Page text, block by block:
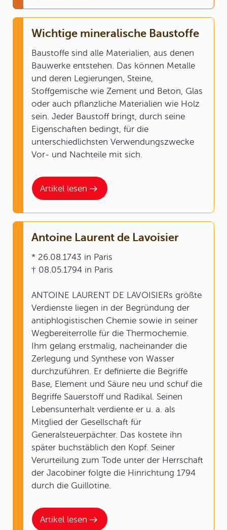
Artikel lesen
Wichtige mineralische Baustoffe
Baustoffe sind alle Materialien, aus denen
Bauwerke entstehen. Das können Metalle
und deren Legierungen, Steine,
Stoffgemische wie Zement und Beton, Glas
oder auch pflanzliche Materialien wie Holz
sein. Jeder Baustoff bringt, durch seine
Eigenschaften bedingt, für die
unterschiedlichsten Verwendungszwecke
Vor- und Nachteile mit sich.
Artikel lesen
Antoine Laurent de Lavoisier
* 26.08.1743 in Paris
† 08.05.1794 in Paris
ANTOINE LAURENT DE LAVOISIERs größte
Verdienste liegen in der Begründung der
antiphlogistischen Chemie sowie in seiner
Wegbereiterrolle für die Thermochemie.
Ihm gelang erstmalig, nacheinander die
Zerlegung und Synthese von Wasser
durchzuführen. Er definierte die Begriffe
Base, Element und Säure neu und schuf die
Begriffe Sauerstoff und Radikal. Seinen
Lebensunterhalt verdiente er u. a. als
Mitglied der Gesellschaft für
Generalsteuerpächter. Das kostete ihn
später buchstäblich den Kopf. Seiner
Verurteilung zum Tode unter der Herrschaft
der Jacobiner folgte die Hinrichtung 1794
durch die Guillotine.